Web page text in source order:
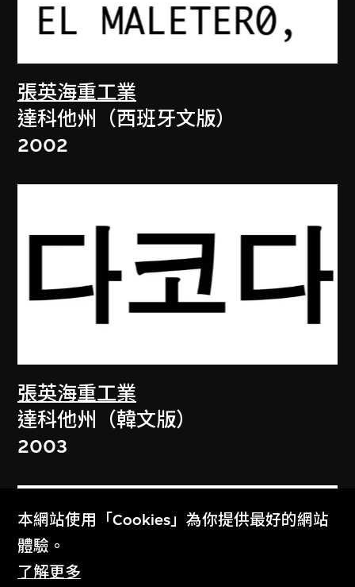
張英海重工業
達科他州（西班牙文版）
2002
張英海重工業
達科他州（韓文版）
2003
本網站使用「Cookies」為你提供最好的網站
體驗。
了解更多